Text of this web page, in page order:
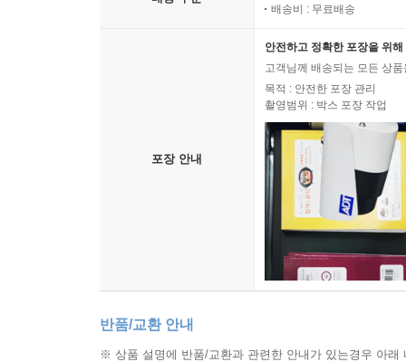
배송비 : 무료배송
포장 안내
안전하고 정확한 포장을 위
고객님께 배송되는 모든 상
목적 : 안전한 포장 관리
촬영범위 : 박스 포장 작업
반품/교환 안내
※ 상품 설명에 반품/교환과 관련한 안내가 있는경우 아